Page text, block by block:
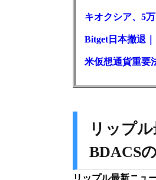
キオクシア、5
Bitget日本撤退
米仮想通貨重要
リップ
BDACS
リップル最新ニュ